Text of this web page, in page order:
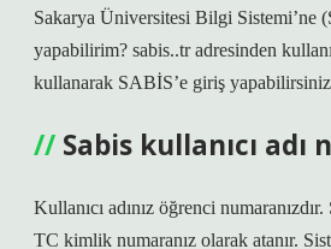
Sakarya Üniversitesi Bilgi Sistemi’ne
yapabilirim? sabis..tr adresinden
kullanarak SABİS’e giriş
Sabis kullanıcı adı
Kullanıcı adınız öğrenci
TC kimlik numaranız olarak atanır.